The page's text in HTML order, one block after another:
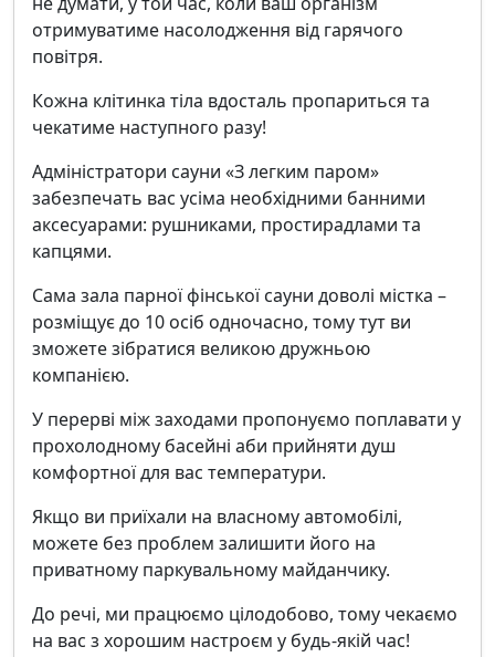
отримуватиме насолодження від гарячого
повітря.
Кожна клітинка тіла вдосталь пропариться та
чекатиме наступного разу!
Адміністратори сауни «З легким паром»
забезпечать вас усіма необхідними банними
аксесуарами: рушниками, простирадлами та
капцями.
Сама зала парної фінської сауни доволі містка –
розміщує до 10 осіб одночасно, тому тут ви
зможете зібратися великою дружньою
компанією.
У перерві між заходами пропонуємо поплавати у
прохолодному басейні аби прийняти душ
комфортної для вас температури.
Якщо ви приїхали на власному автомобілі,
можете без проблем залишити його на
приватному паркувальному майданчику.
До речі, ми працюємо цілодобово, тому чекаємо
на вас з хорошим настроєм у будь-якій час!